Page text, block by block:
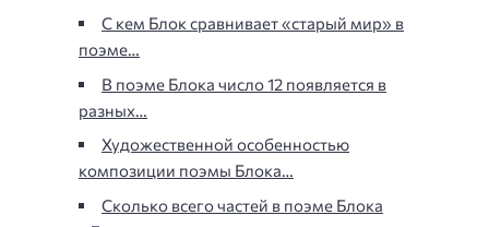
С кем Блок сравнивает «старый мир» в
поэме…
В поэме Блока число 12 появляется в
разных…
Художественной особенностью
композиции поэмы Блока…
Сколько всего частей в поэме Блока